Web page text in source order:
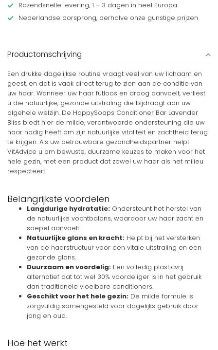
Razendsnelle levering, 1 – 3 dagen in heel Europa
Nederlandse oorsprong, derhalve onze gunstige prijzen
Productomschrijving
Een drukke dagelijkse routine vraagt veel van uw lichaam en
geest, en dat is vaak direct terug te zien aan de conditie van
uw haar. Wanneer uw haar futloos en droog aanvoelt, verliest
u die natuurlijke, gezonde uitstraling die bijdraagt aan uw
algehele welzijn. De HappySoaps Conditioner Bar Lavender
Bliss biedt hier de milde, verantwoorde ondersteuning die uw
haar nodig heeft om zijn natuurlijke vitaliteit en zachtheid terug
te krijgen. Als uw betrouwbare gezondheidspartner helpt
VitAdvice u om bewuste, duurzame keuzes te maken voor het
hele gezin, met een product dat zowel uw haar als het milieu
respecteert.
Belangrijkste voordelen
Langdurige hydratatie: Ondersteunt het herstel van
de natuurlijke vochtbalans, waardoor uw haar zacht en
soepel aanvoelt.
Natuurlijke glans en kracht: Helpt bij het versterken
van de haarstructuur voor een vitale uitstraling en een
gezonde glans.
Duurzaam en voordelig: Een volledig plasticvrij
alternatief dat tot wel 30% voordeliger is in het gebruik
dan traditionele vloeibare conditioners.
Geschikt voor het hele gezin: De milde formule is
zorgvuldig samengesteld voor dagelijks gebruik door
jong en oud.
Hoe het werkt